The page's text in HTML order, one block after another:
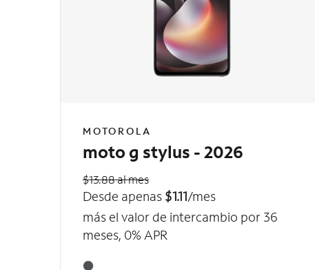
MOTOROLA
moto g stylus - 2026
$13.88 al mes
Desde apenas $1.11/mes
más el valor de intercambio por 36
meses, 0% APR